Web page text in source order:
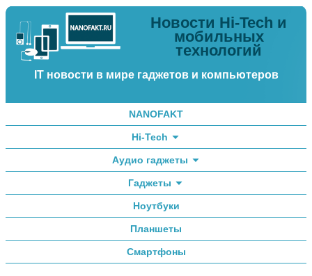
Новости Hi-Tech и
мобильных
технологий
IT новости в мире гаджетов и компьютеров
NANOFAKT
Hi-Tech
Аудио гаджеты
Гаджеты
Ноутбуки
Планшеты
Смартфоны